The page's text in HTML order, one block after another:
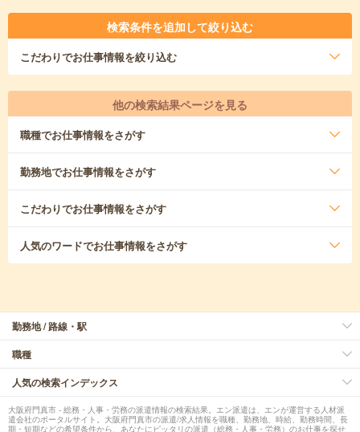
検索条件を追加して絞り込む
こだわりでお仕事情報を絞り込む
他の検索結果ページを見る
職種でお仕事情報をさがす
勤務地でお仕事情報をさがす
こだわりでお仕事情報をさがす
人気のワードでお仕事情報をさがす
勤務地 / 路線・駅
職種
人気の検索インデックス
大阪府門真市 - 総務・人事・労務の派遣情報の検索結果。エン派遣は、エンが運営する人材派
遣会社のポータルサイト。大阪府門真市の派遣/求人情報を職種、勤務地、時給、勤務時間、長
期・短期などの希望条件から、あなたにピッタリの派遣（総務・人事・労務）のお仕事を探せ